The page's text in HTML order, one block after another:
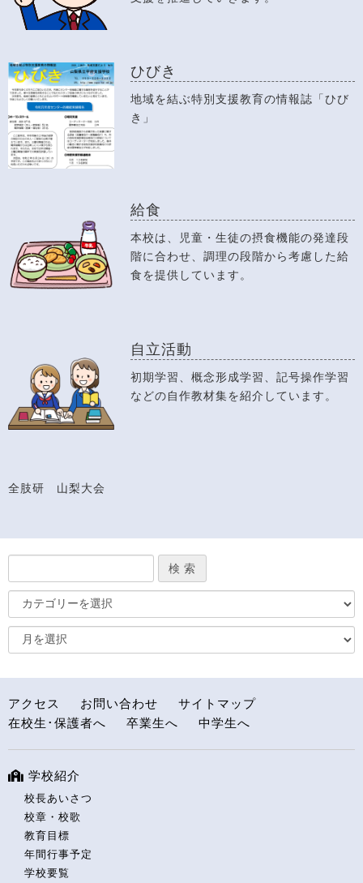
ひびき
地域を結ぶ特別支援教育の情報誌「ひび
き」
給食
本校は、児童・生徒の摂食機能の発達段
階に合わせ、調理の段階から考慮した給
食を提供しています。
自立活動
初期学習、概念形成学習、記号操作学習
などの自作教材集を紹介しています。
全肢研 山梨大会
アクセス お問い合わせ
サイトマップ
在校生･保護者へ
卒業生へ 中学生へ
学校紹介
校長あいさつ
校章・校歌
教育目標
年間行事予定
学校要覧